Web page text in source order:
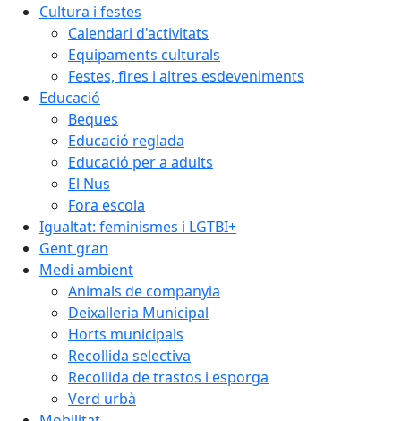
Cultura i festes
Calendari d'activitats
Equipaments culturals
Festes, fires i altres esdeveniments
Educació
Beques
Educació reglada
Educació per a adults
El Nus
Fora escola
Igualtat: feminismes i LGTBI+
Gent gran
Medi ambient
Animals de companyia
Deixalleria Municipal
Horts municipals
Recollida selectiva
Recollida de trastos i esporga
Verd urbà